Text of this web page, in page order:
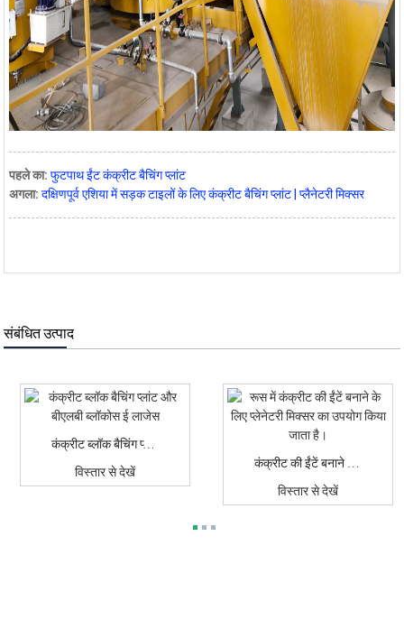
पहले का: फुटपाथ ईंट कंक्रीट बैचिंग प्लांट
अगला: दक्षिणपूर्व एशिया में सड़क टाइलों के लिए कंक्रीट बैचिंग प्लांट | प्लैनेटरी मिक्सर
संबंधित उत्पाद
कंक्रीट ब्लॉक बैचिंग प्लांट और बीएलबी ब्लॉक्स...
विस्तार से देखें
कंक्रीट की ईंटें बनाने के लिए प्लेनेटरी मिक्सर का उपयोग किया जाता है...
विस्तार से देखें